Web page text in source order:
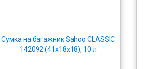
Сумка на багажник Sahoo CLASSIC
142092 (41x18x18), 10 л